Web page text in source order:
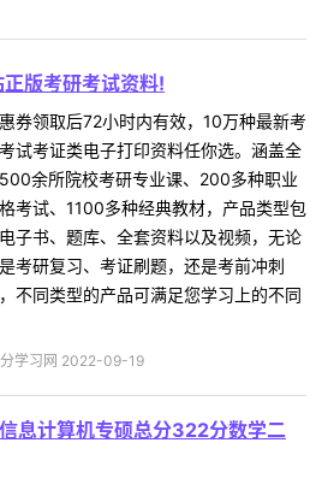
版考研考试资料!
券领取后72小时内有效，10万种最新考
试考证类电子打印资料任你选。涵盖全
余所院校考研专业课、200多种职业
考试、1100多种经典教材，产品类型包
子书、题库、全套资料以及视频，无论
考研复习、考证刷题，还是考前冲刺
不同类型的产品可满足您学习上的不同
学习网 2022-09-19
息计算机专硕总分322分数学二